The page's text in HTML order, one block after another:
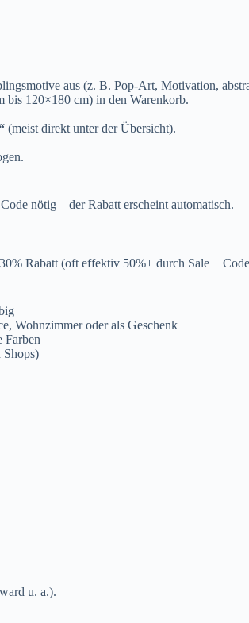
aus (z. B. Pop-Art, Motivation,
bis 120×180 cm) in den Warenkorb.
(meist direkt unter der Übersicht).
nötig – der Rabatt erscheint automatisch.
Rabatt (oft effektiv 50%+ durch Sale +
Wohnzimmer oder als Geschenk
Farben
Shops)
u. a.).